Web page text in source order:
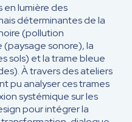
lumière des
déterminantes de la
(pollution
(paysage sonore), la
sols) et la trame bleue
À travers des ateliers
pu analyser ces trames
systémique sur les
pour intégrer la